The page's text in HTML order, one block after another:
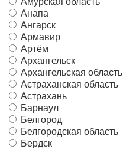
Анапа
Ангарск
Армавир
Артём
Архангельск
Архангельская область
Астраханская область
Астрахань
Барнаул
Белгород
Белгородская область
Бердск